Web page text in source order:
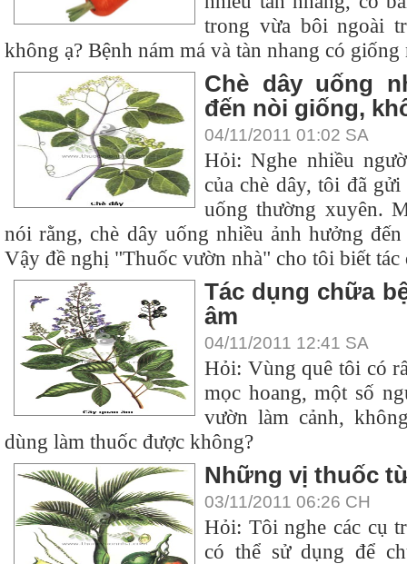
trong vừa bôi ngoài
không ạ? Bệnh nám má và tàn nhang có giống
Chè dây uống
đến nòi giống,
04/11/2011 01:02 SA
Hỏi: Nghe nhiều
của chè dây, tôi đã
uống thường xuyên.
nói rằng, chè dây uống nhiều ảnh hưởng
Vậy đề nghị "Thuốc vườn nhà" cho tôi biết tác
Tác dụng chữa
âm
04/11/2011 12:41 SA
Hỏi: Vùng quê tôi có
mọc hoang, một số
vườn làm cảnh,
dùng làm thuốc được không?
Những vị thuốc
03/11/2011 06:26 CH
Hỏi: Tôi nghe các cụ
có thể sử dụng để